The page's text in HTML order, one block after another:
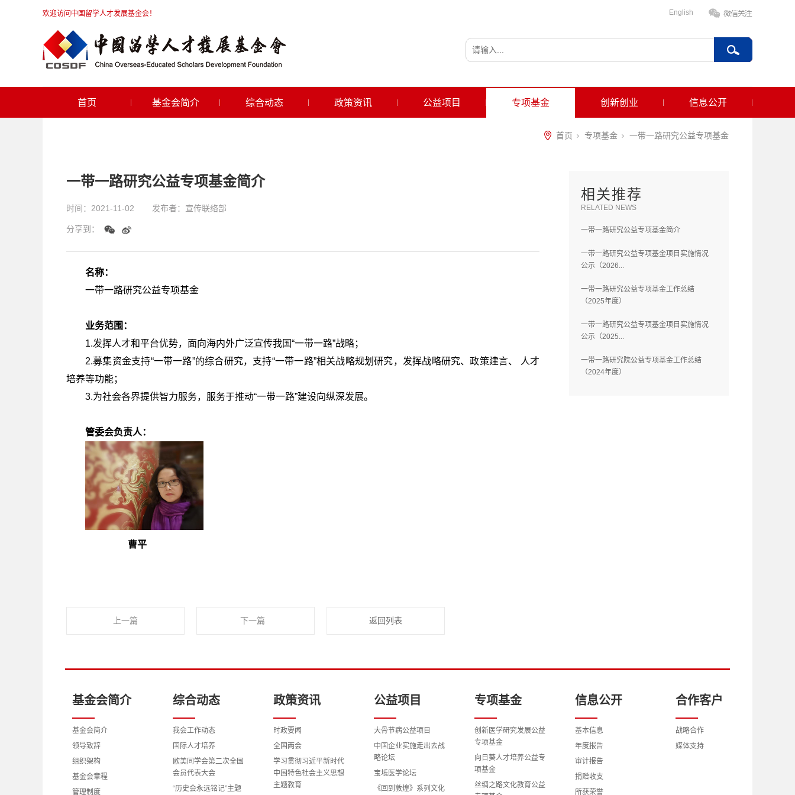
欢迎访问中国留学人才发展基金会！ English
首页 基金会简介 综合动态 政策资讯 公益项目 专项基金 创新创业 信息公开
首页 专项基金 一带一路研究公益专项基金
一带一路研究公益专项基金简介
时间： 2021-11-02 发布者： 宣传联络部
分享到：
名称：
一带一路研究公益专项基金
业务范围：
1.发挥人才和平台优势，面向海内外广泛宣传我国“一带一路”战略；
2.募集资金支持“一带一路”的综合研究，支持“一带一路”相关战略规划研究，发挥战略研究、政策建言、 人才
培养等功能；
3.为社会各界提供智力服务，服务于推动“一带一路”建设向纵深发展。
管委会负责人：
曹平
上一篇 下一篇 返回列表
相关推荐
RELATED NEWS
一带一路研究公益专项基金简介
一带一路研究公益专项基金项目实施情况
公示（2026...
一带一路研究公益专项基金工作总结
（2025年度）
一带一路研究公益专项基金项目实施情况
公示（2025...
一带一路研究院公益专项基金工作总结
（2024年度）
基金会简介
基金会简介
领导致辞
组织架构
基金会章程
管理制度
综合动态
我会工作动态
国际人才培养
欧美同学会第二次全国
会员代表大会
“历史会永远铭记”主题
政策资讯
时政要闻
全国两会
学习贯彻习近平新时代
中国特色社会主义思想
主题教育
公益项目
大骨节病公益项目
中国企业实施走出去战
略论坛
宝坻医学论坛
《回到敦煌》系列文化
专项基金
创新医学研究发展公益
专项基金
向日葵人才培养公益专
项基金
丝绸之路文化教育公益
信息公开
基本信息
年度报告
审计报告
捐赠收支
所获荣誉
合作客户
战略合作
媒体支持